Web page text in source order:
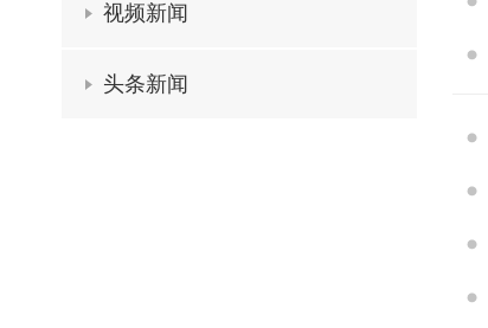
视频新闻
头条新闻